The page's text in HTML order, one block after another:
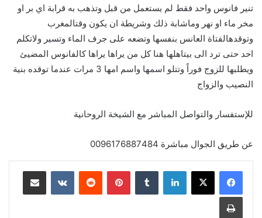
تنير فانوس واحد فقط لم يستعمل من قبل وتذهب به قرابة اي بر او
مخر ماء او نهر وماشابة ذلك وشريطة ان يكون وقتالمغرب
وتوقدهالفتاة العانس بنفسها وتضعه على جرف الماء وتسير ولاتكلم
احد حتى ترد الى بيتاهلها هنا كل من يراها يراها كالفانوس المضيئ
ويطلبها للزوج فوراً وتتلو اسمها واسم امها 3 مرات عندما توقده بنية
النصيب والزواج
للإستفسار والتواصل المباشر مع الشيخة الروحانية
عن طريق الجوال مباشرة 0096176887484
لينكدإن بينتيريست